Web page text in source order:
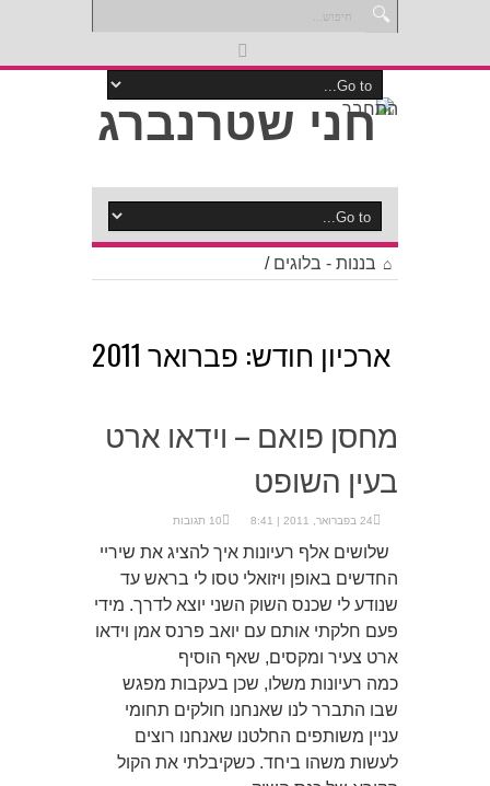
התחבר
בננות - בלוגים /
ארכיון חודש: פברואר 2011
מחסן פואם – וידאו ארט
בעין השופט
24 בפברואר, 2011 | 8:41 10 תגובות
שלושים אלף רעיונות איך להציג את שיריי
החדשים באופן ויזואלי טסו לי בראש עד
שנודע לי שכנס השוק השני יוצא לדרך. מידי
פעם חלקתי אותם עם יואב פרנס אמן וידאו
ארט צעיר ומקסים, שאף הוסיף
כמה רעיונות משלו, שכן בעקבות מפגש
שבו התברר לנו שאנחנו חולקים תחומי
עניין משותפים החלטנו שאנחנו רוצים
לעשות משהו ביחד. כשקיבלתי את הקול